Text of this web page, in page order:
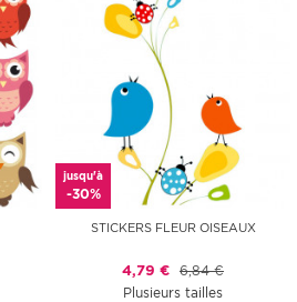
jusqu'à
-30%
STICKERS FLEUR OISEAUX
4,79 € 6,84 €
Plusieurs tailles